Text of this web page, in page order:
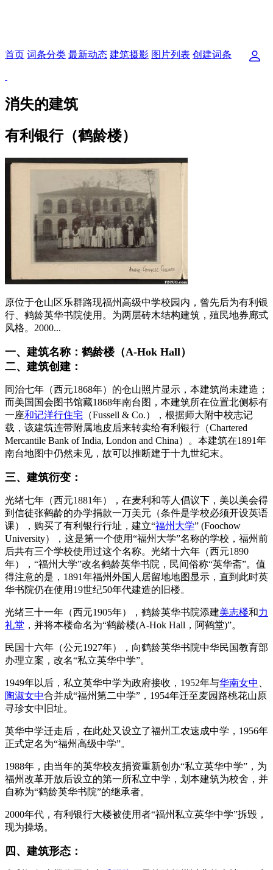
首页 词条分类 最新动态 建筑摄影 图片列表 创建词条
消失的建筑
有利银行（鹤龄楼）
原位于仓山区乐群路现福州高级中学校园内，曾先后为有利银
行、鹤龄英华书院使用。为两层砖木结构建筑，殖民地券廊式
风格。2000...
一、建筑名称：鹤龄楼（A-Hok Hall）
二、建筑创建：
同治七年（西元1868年）的仓山照片显示，本建筑尚未建造；
而美国国会图书馆藏1868年南台图，本建筑所在位置北侧标有
一座和记洋行住宅 （Fussell & Co.），根据师大附中校志记
载，该建筑连带附属地皮后来转卖给有利银行（Chartered
Mercantile Bank of India, London and China）。本建筑在1891年
南台地图中仍然未见，故可以推断建于十九世纪末。
三、建筑衍变：
光绪七年（西元1881年），在麦利和等人倡议下，美以美会得
到信徒张鹤龄的办学捐款一万美元（条件是学校必须开设英语
课），购买了有利银行行址，建立“福州大学” (Foochow
University），这是第一个使用“福州大学”名称的学校，福州前
后共有三个学校使用过这个名称。光绪十六年（西元1890
年），“福州大学”改名鹤龄英华书院，民间俗称“英华斋”。值
得注意的是，1891年福州外国人居留地地图显示，直到此时英
华书院仍在使用19世纪50年代建造的旧楼。
光绪三十一年（西元1905年），鹤龄英华书院添建美志楼和力
礼堂 ，并将本楼命名为“鹤龄楼(A-Hok Hall，阿鹤堂)”。
民国十六年（公元1927年），向鹤龄英华书院中华民国教育部
办理立案，改名“私立英华中学”。
1949年以后，私立英华中学为政府接收，1952年与华南女中
陶淑女中合并成“福州第二中学”，1954年迁至麦园路桃花山原
寻珍女中旧址。
英华中学迁走后，在此处又设立了福州工农速成中学，1956年
正式定名为“福州高级中学”。
1988年，由当年的英华校友捐资重新创办“私立英华中学”，为
福州改革开放后设立的第一所私立中学，划本建筑为校舍，并
自称为“鹤龄英华书院”的继承者。
2000年代，有利银行大楼被使用者“福州私立英华中学”拆毁，
现为操场。
四、建筑形态：